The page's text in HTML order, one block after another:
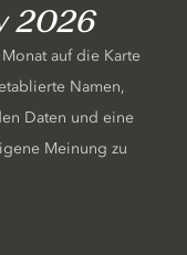
2026
auf die Karte
Namen,
Daten und eine
Meinung zu